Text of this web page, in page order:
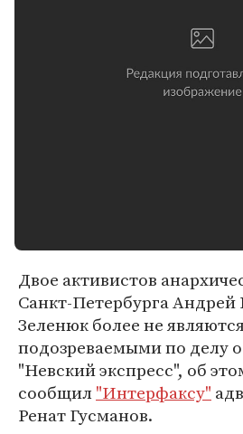
Двое активистов
Санкт-Петербурга
Зеленюк более не
подозреваемыми по делу
"Hевский экспресс", об
сообщил"Интерфаксу"
Ренат Гусманов.